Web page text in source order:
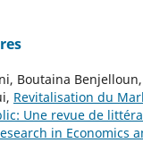
Boutaina
Revitalisation du
Une revue de
in Economics